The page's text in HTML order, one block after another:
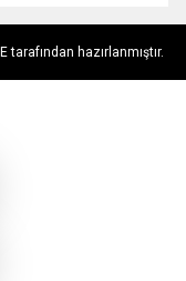
tarafından hazırlanmıştır.